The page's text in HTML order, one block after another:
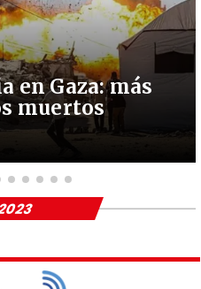
en Gaza: más
muertos